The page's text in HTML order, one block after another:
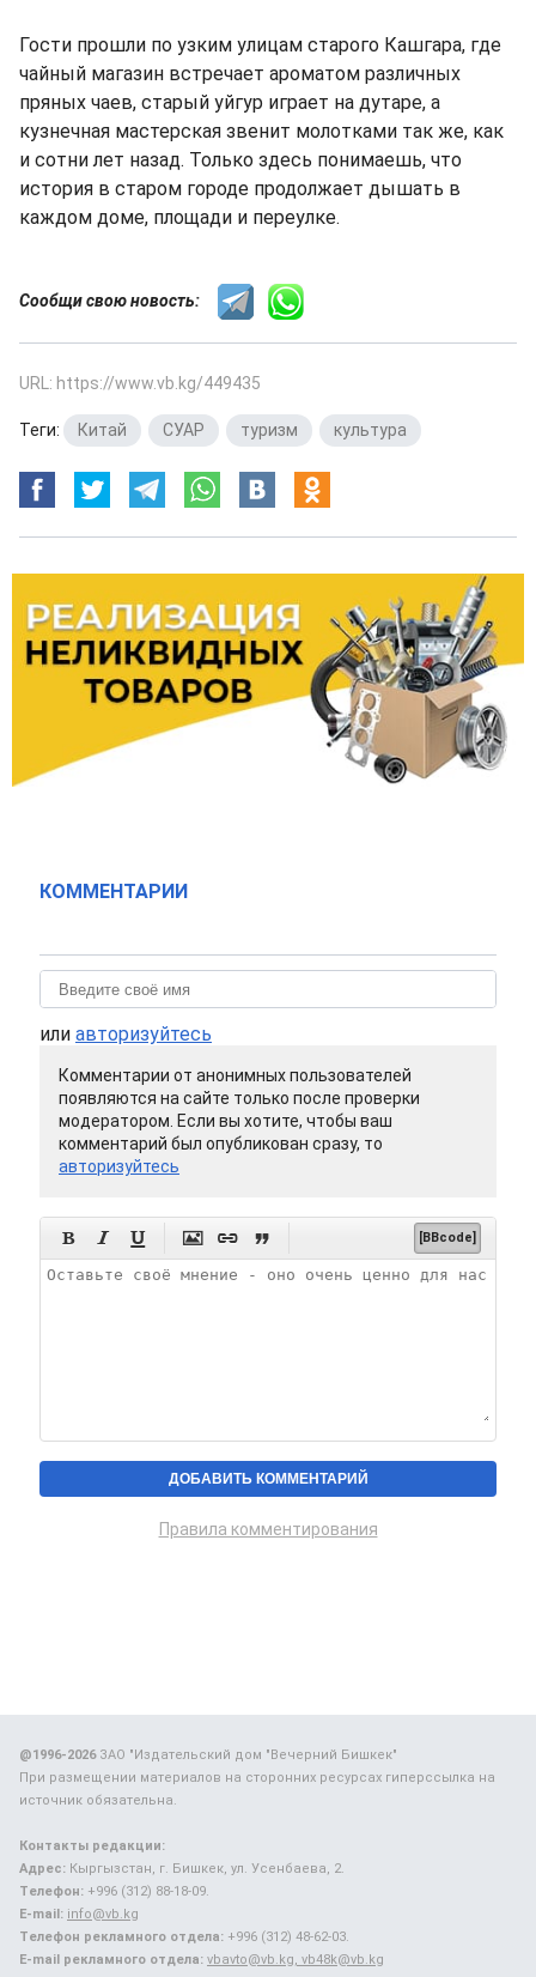
Гости прошли по узким улицам старого Кашгара, где
чайный магазин встречает ароматом различных
пряных чаев, старый уйгур играет на дутаре, а
кузнечная мастерская звенит молотками так же, как
и сотни лет назад. Только здесь понимаешь, что
история в старом городе продолжает дышать в
каждом доме, площади и переулке.
Сообщи свою новость:
URL: https://www.vb.kg/449435
Теги: Китай СУАР туризм культура
КОММЕНТАРИИ
или авторизуйтесь
Комментарии от анонимных пользователей
появляются на сайте только после проверки
модератором. Если вы хотите, чтобы ваш
комментарий был опубликован сразу, то
авторизуйтесь
      [BBcode]
Правила комментирования
@1996-2026ЗАО "Издательский дом "Вечерний Бишкек"
При размещении материалов на сторонних ресурсах гиперссылка на
источник обязательна.
Контакты редакции:
Адрес: Кыргызстан, г. Бишкек, ул. Усенбаева, 2.
Телефон: +996 (312) 88-18-09.
E-mail: info@vb.kg
Телефон рекламного отдела: +996 (312) 48-62-03.
E-mail рекламного отдела: vbavto@vb.kg, vb48k@vb.kg